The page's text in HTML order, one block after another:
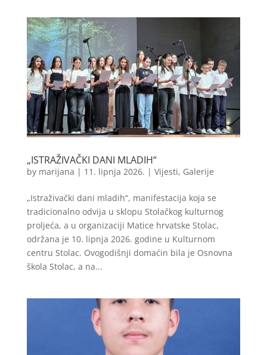
„ISTRAŽIVAČKI DANI MLADIH“
by marijana | 11. lipnja 2026. | Vijesti, Galerije
„Istraživački dani mladih“, manifestacija koja se
tradicionalno odvija u sklopu Stolačkog kulturnog
proljeća, a u organizaciji Matice hrvatske Stolac,
održana je 10. lipnja 2026. godine u Kulturnom
centru Stolac. Ovogodišnji domaćin bila je Osnovna
škola Stolac, a na...